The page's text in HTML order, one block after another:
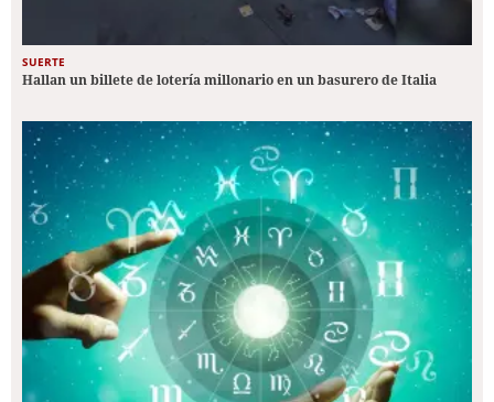
SUERTE
Hallan un billete de lotería millonario en un basurero de Italia